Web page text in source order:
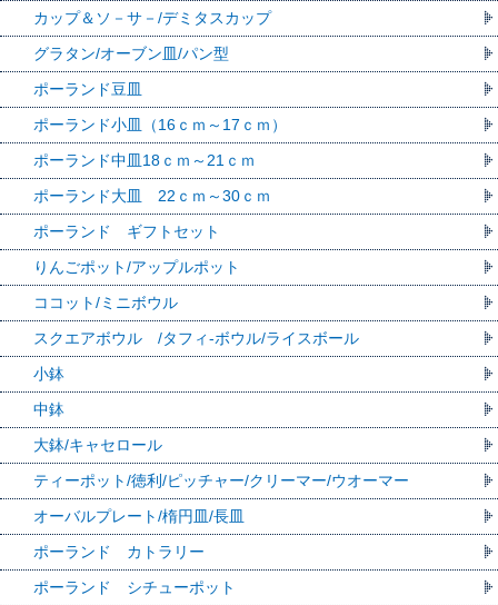
カップ＆ソ－サ－/デミタスカップ
グラタン/オーブン皿/パン型
ポーランド豆皿
ポーランド小皿（16ｃｍ～17ｃｍ）
ポーランド中皿18ｃｍ～21ｃｍ
ポーランド大皿 22ｃｍ～30ｃｍ
ポーランド ギフトセット
りんごポット/アップルポット
ココット/ミニボウル
スクエアボウル /タフィ-ボウル/ライスボール
小鉢
中鉢
大鉢/キャセロール
ティーポット/徳利/ピッチャー/クリーマー/ウオーマー
オーバルプレート/楕円皿/長皿
ポーランド カトラリー
ポーランド シチューポット